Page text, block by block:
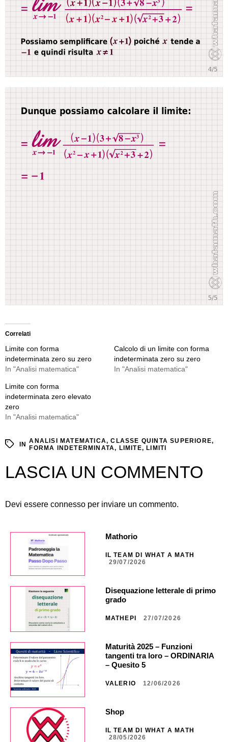
Correlati
Limite con forma
indeterminata zero su zero
In "Analisi matematica"
Calcolo di un limite con forma
indeterminata zero su zero
In "Analisi matematica"
Limite con forma
indeterminata zero elevato
zero
In "Analisi matematica"
IN ANALISI MATEMATICA,CLASSE QUINTA SUPERIORE,
FORMA INDETERMINATA, LIMITE, LIMITI
LASCIA UN COMMENTO
Devi essere connesso per inviare un commento.
Mathorio
IL TEAM DI WHAT A MATH
29/07/2026
Disequazione letterale di primo
grado
MATHEPI 27/07/2026
Maturità 2025 – Funzioni
tangenti tra loro – ORDINARIA
– Quesito 5
VALERIO 12/06/2026
Shop
IL TEAM DI WHAT A MATH
28/05/2026